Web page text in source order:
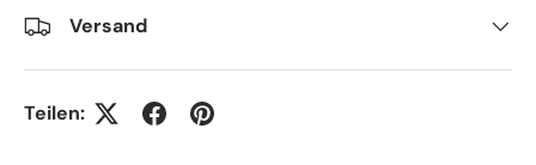
Versand
Teilen: